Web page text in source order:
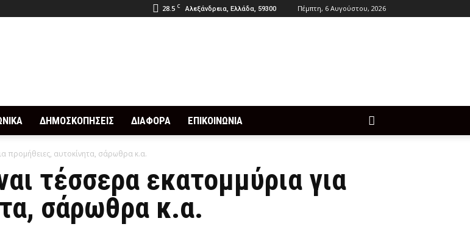
28.5 C Αλεξάνδρεια, Ελλάδα, 59300 Πέμπτη, 6 Αυγούστου, 2026
ΔΗΜΟΣΚΟΠΗΣΕΙΣ ΔΙΑΦΟΡΑ ΕΠΙΚΟΙΝΩΝΙΑ
προμήθειες, αυτοκίνητα, σάρωθρα κ.α.
τέσσερα εκατομμύρια για
σάρωθρα κ.α.